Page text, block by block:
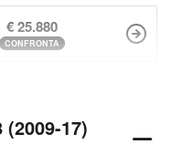
€ 25.880
CONFRONTA
17)